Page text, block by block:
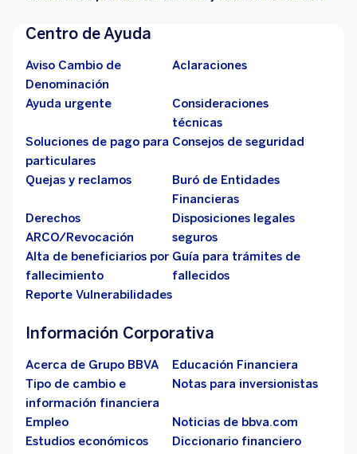
Centro de Ayuda
Aviso Cambio de
Denominación
Aclaraciones
Ayuda urgente
Consideraciones
técnicas
Soluciones de pago para
particulares
Consejos de seguridad
Quejas y reclamos
Buró de Entidades
Financieras
Derechos
ARCO/Revocación
Disposiciones legales
seguros
Alta de beneficiarios por
fallecimiento
Guía para trámites de
fallecidos
Reporte Vulnerabilidades
Información Corporativa
Acerca de Grupo BBVA
Educación Financiera
Tipo de cambio e
información financiera
Notas para inversionistas
Empleo
Noticias de bbva.com
Estudios económicos
Diccionario financiero